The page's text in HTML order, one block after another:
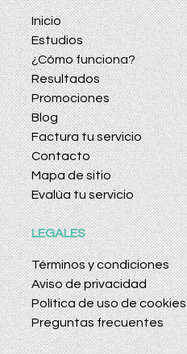
Inicio
Estudios
¿Cómo funciona?
Resultados
Promociones
Blog
Factura tu servicio
Contacto
Mapa de sitio
Evalúa tu servicio
LEGALES
Términos y condiciones
Aviso de privacidad
Política de uso de cookies
Preguntas frecuentes